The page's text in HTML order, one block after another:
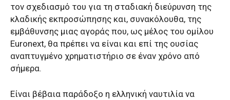
τον σχεδιασμό του για τη σταδιακή διεύρυνση της
κλαδικής εκπροσώπησης και, συνακόλουθα, της
εμβάθυνσης μιας αγοράς που, ως μέλος του ομίλου
Euronext, θα πρέπει να είναι και επί της ουσίας
αναπτυγμένο χρηματιστήριο σε έναν χρόνο από
σήμερα.
Είναι βέβαια παράδοξο η ελληνική ναυτιλία να